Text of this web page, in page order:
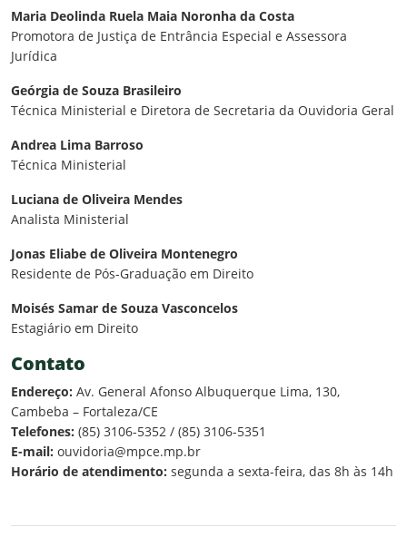
Maria Deolinda Ruela Maia Noronha da Costa
Promotora de Justiça de Entrância Especial e Assessora
Jurídica
Geórgia de Souza Brasileiro
Técnica Ministerial e Diretora de Secretaria da Ouvidoria Geral
Andrea Lima Barroso
Técnica Ministerial
Luciana de Oliveira Mendes
Analista Ministerial
Jonas Eliabe de Oliveira Montenegro
Residente de Pós-Graduação em Direito
Moisés Samar de Souza Vasconcelos
Estagiário em Direito
Contato
Endereço: Av. General Afonso Albuquerque Lima, 130,
Cambeba – Fortaleza/CE
Telefones: (85) 3106-5352 / (85) 3106-5351
E-mail: ouvidoria@mpce.mp.br
Horário de atendimento: segunda a sexta-feira, das 8h às 14h